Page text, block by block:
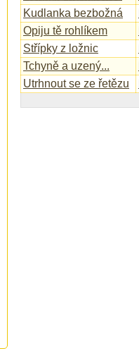
Kudlanka bezbožná
Opiju tě rohlíkem
Střípky z ložnic
Tchyně a uzený...
Utrhnout se ze řetězu